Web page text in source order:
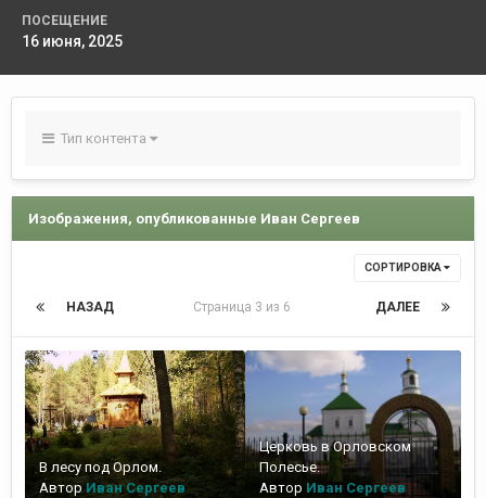
ПОСЕЩЕНИЕ
16 июня, 2025
Тип контента
Изображения, опубликованные Иван Сергеев
СОРТИРОВКА
НАЗАД ДАЛЕЕ
Страница 3 из 6
В лесу под Орлом.
Автор Иван Сергеев
Церковь в Орловском
Полесье.
Автор Иван Сергеев